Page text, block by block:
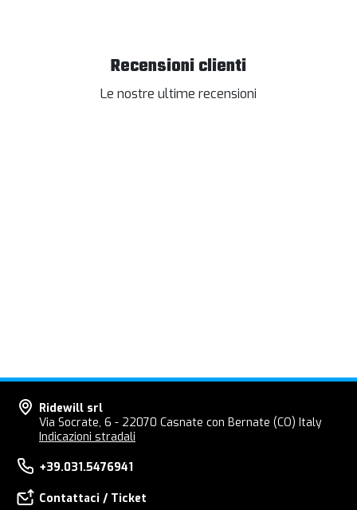
Recensioni clienti
Le nostre ultime recensioni
Ridewill srl
Via Socrate, 6 - 22070 Casnate con Bernate (CO) Italy
Indicazioni stradali
+39.031.5476941
Contattaci / Ticket